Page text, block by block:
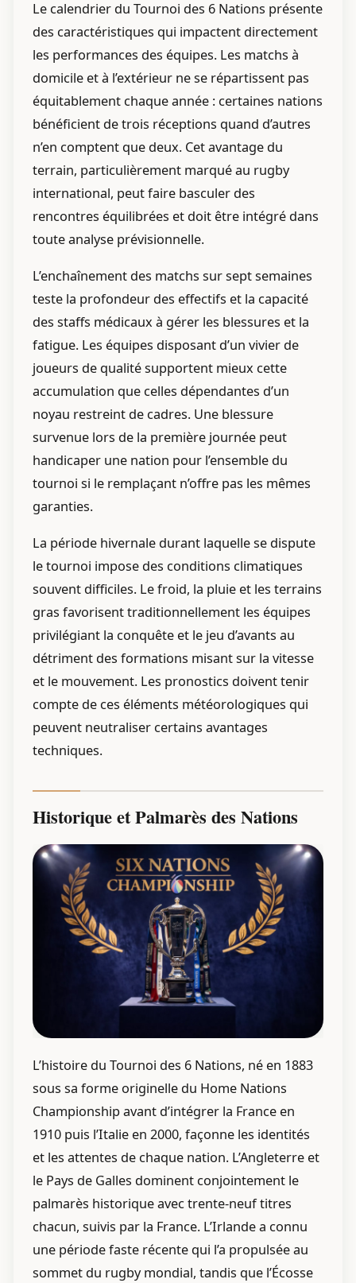
Le calendrier du Tournoi des 6 Nations présente
des caractéristiques qui impactent directement
les performances des équipes. Les matchs à
domicile et à l’extérieur ne se répartissent pas
équitablement chaque année : certaines nations
bénéficient de trois réceptions quand d’autres
n’en comptent que deux. Cet avantage du
terrain, particulièrement marqué au rugby
international, peut faire basculer des
rencontres équilibrées et doit être intégré dans
toute analyse prévisionnelle.
L’enchaînement des matchs sur sept semaines
teste la profondeur des effectifs et la capacité
des staffs médicaux à gérer les blessures et la
fatigue. Les équipes disposant d’un vivier de
joueurs de qualité supportent mieux cette
accumulation que celles dépendantes d’un
noyau restreint de cadres. Une blessure
survenue lors de la première journée peut
handicaper une nation pour l’ensemble du
tournoi si le remplaçant n’offre pas les mêmes
garanties.
La période hivernale durant laquelle se dispute
le tournoi impose des conditions climatiques
souvent difficiles. Le froid, la pluie et les terrains
gras favorisent traditionnellement les équipes
privilégiant la conquête et le jeu d’avants au
détriment des formations misant sur la vitesse
et le mouvement. Les pronostics doivent tenir
compte de ces éléments météorologiques qui
peuvent neutraliser certains avantages
techniques.
Historique et Palmarès des Nations
L’histoire du Tournoi des 6 Nations, né en 1883
sous sa forme originelle du Home Nations
Championship avant d’intégrer la France en
1910 puis l’Italie en 2000, façonne les identités
et les attentes de chaque nation. L’Angleterre et
le Pays de Galles dominent conjointement le
palmarès historique avec trente-neuf titres
chacun, suivis par la France. L’Irlande a connu
une période faste récente qui l’a propulsée au
sommet du rugby mondial, tandis que l’Écosse